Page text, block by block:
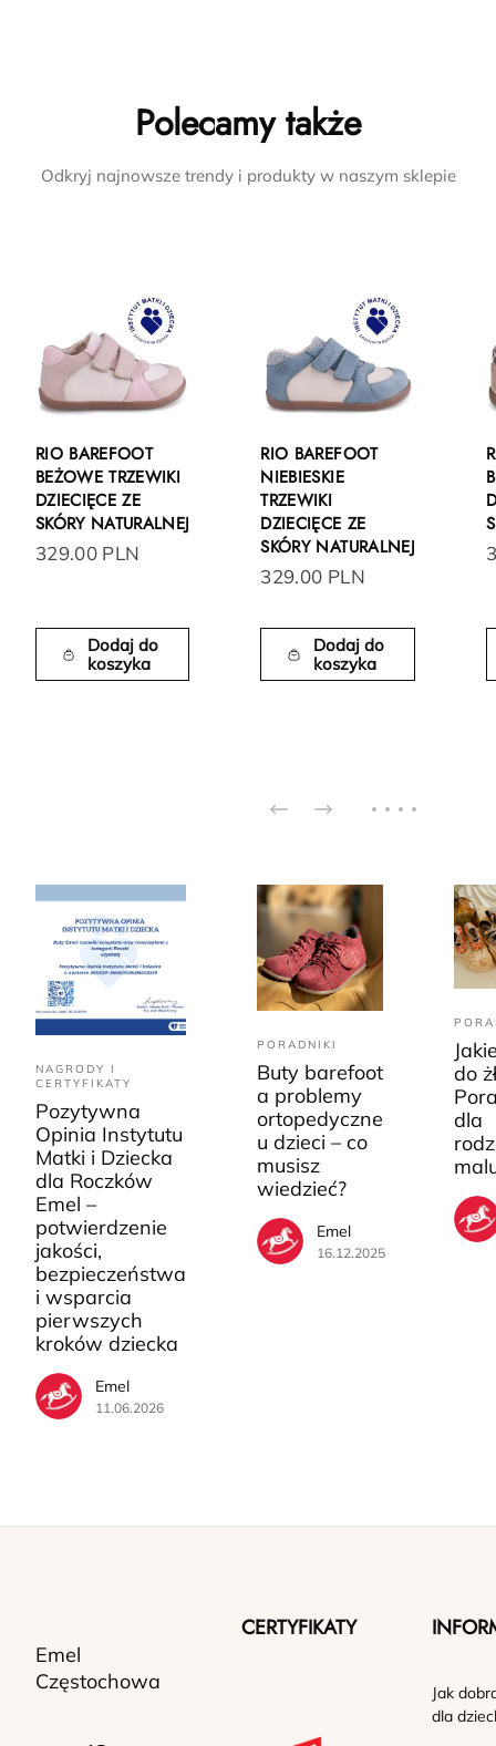
Polecamy także
Odkryj najnowsze trendy i produkty w naszym sklepie
RIO BAREFOOT
BEŻOWE TRZEWIKI
DZIECIĘCE ZE
SKÓRY NATURALNEJ
329.00 PLN
Dodaj do
koszyka
RIO BAREFOOT
NIEBIESKIE
TRZEWIKI
DZIECIĘCE ZE
SKÓRY NATURALNEJ
329.00 PLN
Dodaj do
koszyka
NAGRODY I
CERTYFIKATY
Pozytywna
Opinia Instytutu
Matki i Dziecka
dla Roczków
Emel –
potwierdzenie
jakości,
bezpieczeństwa
i wsparcia
pierwszych
kroków dziecka
Emel
11.06.2026
PORADNIKI
Buty barefoot
a problemy
ortopedyczne
u dzieci – co
musisz
wiedzieć?
Emel
16.12.2025
do
dla
Emel
Częstochowa
CERTYFIKATY
Jak
dla